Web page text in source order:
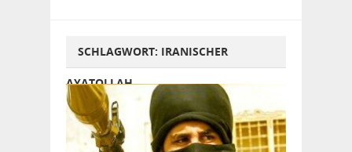
SCHLAGWORT: IRANISCHER
AYATOLLAH